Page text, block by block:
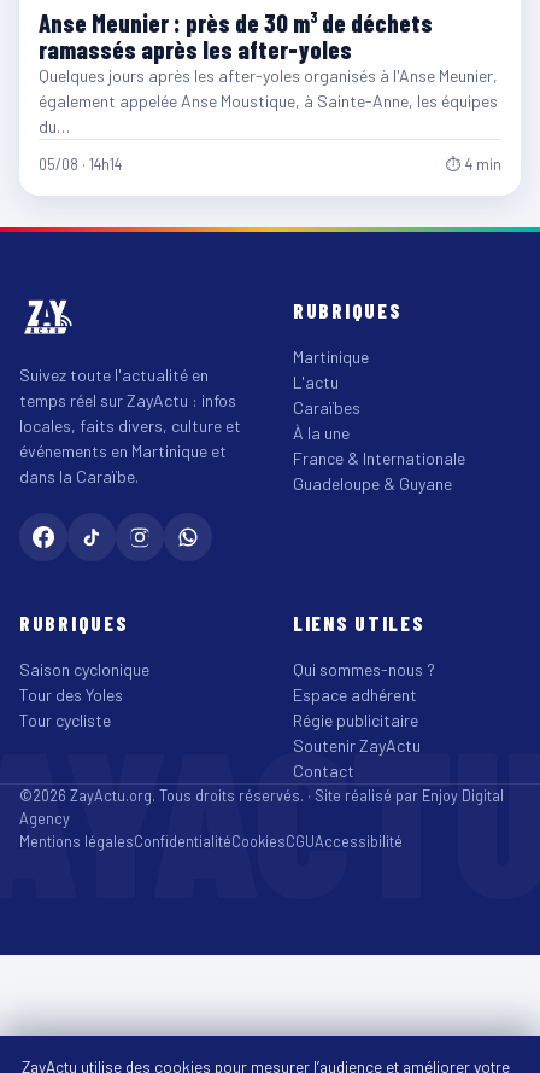
Anse Meunier : près de 30 m³ de déchets
ramassés après les after-yoles
Quelques jours après les after-yoles organisés à l'Anse Meunier,
également appelée Anse Moustique, à Sainte-Anne, les équipes
du…
05/08 · 14h14 ⏱ 4 min
Suivez toute l'actualité en
temps réel sur ZayActu : infos
locales, faits divers, culture et
événements en Martinique et
dans la Caraïbe.
RUBRIQUES
Martinique
L'actu
Caraïbes
À la une
France & Internationale
Guadeloupe & Guyane
RUBRIQUES
Saison cyclonique
Tour des Yoles
Tour cycliste
LIENS UTILES
Qui sommes-nous ?
Espace adhérent
Régie publicitaire
Soutenir ZayActu
Contact
©2026 ZayActu.org. Tous droits réservés. · Site réalisé par Enjoy Digital
Agency
Mentions légalesConfidentialitéCookiesCGUAccessibilité
ZayActu utilise des cookies pour mesurer l’audience et améliorer votre